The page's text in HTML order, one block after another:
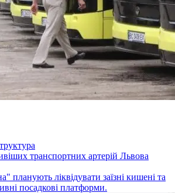
транспортних артерій Львова
планують ліквідувати заїзні кишені та
посадкові платформи.